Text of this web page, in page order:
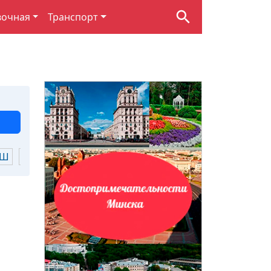
Транспорт
Ю Я